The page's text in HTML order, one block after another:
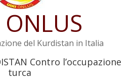
contro i crimini di guerra
del Kurdistan in Italia
Contro l’occupazione
turca